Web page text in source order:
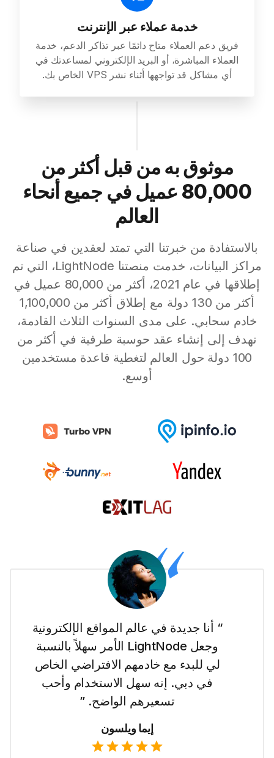
خدمة عملاء عبر الإنترنت
فريق دعم العملاء متاح دائمًا عبر تذاكر الدعم، خدمة
العملاء المباشرة، أو البريد الإلكتروني لمساعدتك في
أي مشاكل قد تواجهها أثناء نشر VPS الخاص بك.
موثوق به من قبل أكثر من
80,000 عميل في جميع أنحاء
العالم
بالاستفادة من خبرتنا التي تمتد لعقدين في صناعة
مراكز البيانات، خدمت منصتنا LightNode، التي تم
إطلاقها في عام 2021، أكثر من 80,000 عميل في
أكثر من 130 دولة مع إطلاق أكثر من 1,100,000
خادم سحابي. على مدى السنوات الثلاث القادمة،
نهدف إلى إنشاء عقد حوسبة طرفية في أكثر من
100 دولة حول العالم لتغطية قاعدة مستخدمين
أوسع.
“ أنا جديدة في عالم المواقع الإلكترونية
وجعل LightNode الأمر سهلاً بالنسبة
لي للبدء مع خادمهم الافتراضي الخاص
في دبي. إنه سهل الاستخدام وأحب
تسعيرهم الواضح. ”
إيما ويلسون